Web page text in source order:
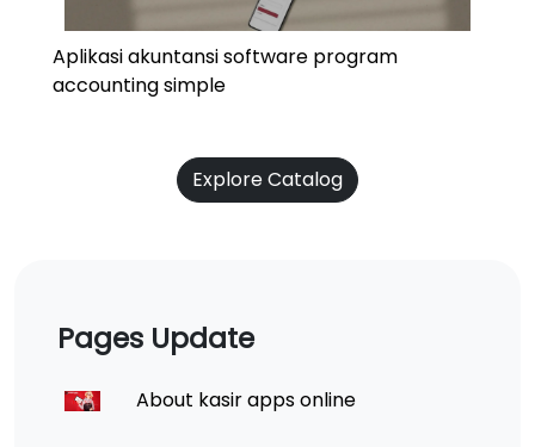
Aplikasi akuntansi software program
accounting simple
Explore Catalog
Pages Update
About kasir apps online